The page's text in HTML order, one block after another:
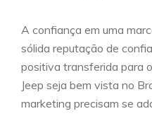
A confiança em uma
sólida reputação de
positiva transferida para
Jeep seja bem vista no
marketing precisam se